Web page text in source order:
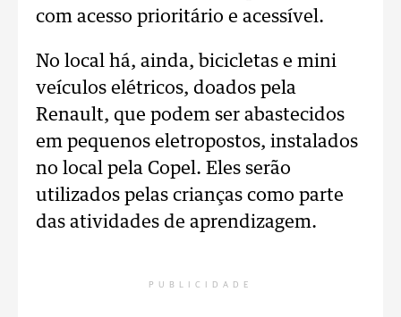
com acesso prioritário e acessível.
No local há, ainda, bicicletas e mini
veículos elétricos, doados pela
Renault, que podem ser abastecidos
em pequenos eletropostos, instalados
no local pela Copel. Eles serão
utilizados pelas crianças como parte
das atividades de aprendizagem.
PUBLICIDADE